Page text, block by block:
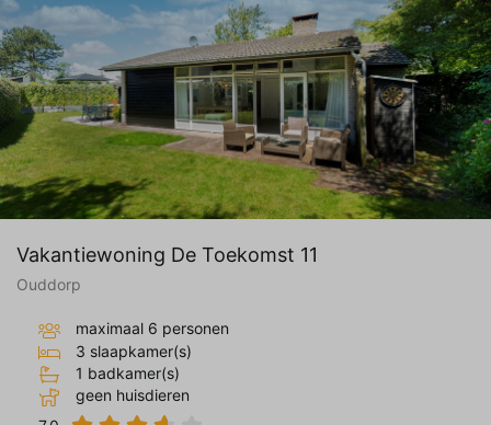
Vakantiewoning De Toekomst 11
Ouddorp
maximaal 6 personen
3 slaapkamer(s)
1 badkamer(s)
geen huisdieren